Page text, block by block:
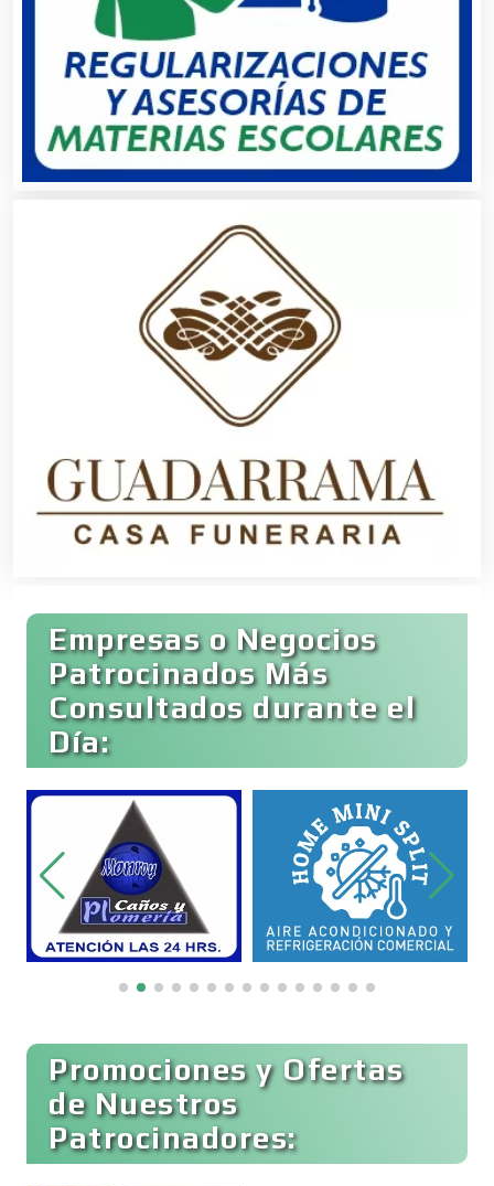
Centros de Nutrición
Centros Turísticos
Cibercafés
Clínicas de Belleza
Clínicas de Rehabilitación
Clubes Deportivos
Cocinas Integrales
Combustibles y Lubricantes
Compresores de aire
Computadoras
Conferencias Empresariales
Construcciones en General
Empresas o Negocios
Patrocinados Más
Consultados durante el
Día:
Promociones y Ofertas
de Nuestros
Patrocinadores: